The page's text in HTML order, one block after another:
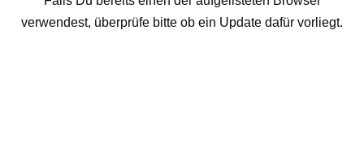
verwendest, überprüfe bitte ob ein Update dafür vorliegt.